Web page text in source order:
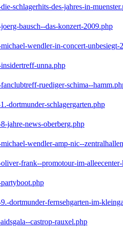
schlagerhits-des-jahres-in-
bausch--das-konzert-2009.php
wendler-in-concert-unbesiegt-
unna.php
ruediger-schima--
dortmunder-schlagergarten.php
jahre-news-oberberg.php
wendler-amp-nic--
frank--promotour-im-
dortmunder-fernsehgarten-im-
castrop-rauxel.php